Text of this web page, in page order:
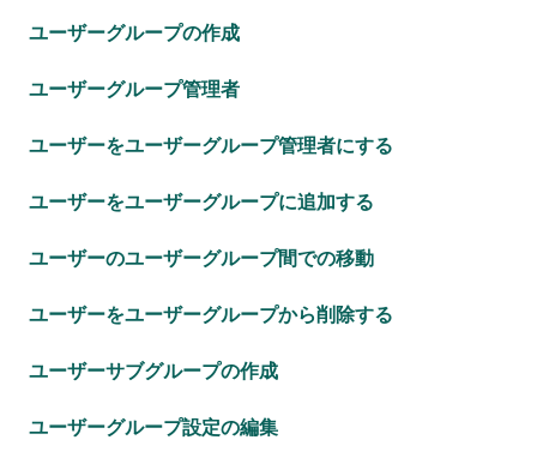
ユーザーグループの作成
ユーザーグループ管理者
ユーザーをユーザーグループ管理者にする
ユーザーをユーザーグループに追加する
ユーザーのユーザーグループ間での移動
ユーザーをユーザーグループから削除する
ユーザーサブグループの作成
ユーザーグループ設定の編集